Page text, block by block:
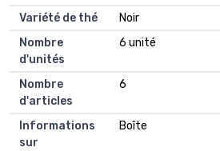
Variété de thé
Noir
Nombre
d'unités
6 unité
Nombre
d'articles
6
Informations
sur
Boîte